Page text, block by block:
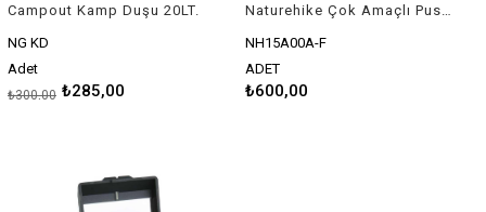
Campout Kamp Duşu 20LT.
NG KD
Adet
₺285,00
₺300,00
NH15A00A-F
ADET
₺600,00